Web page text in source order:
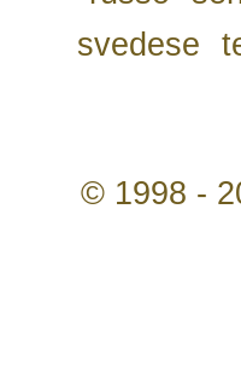
svedese
© 1998 -